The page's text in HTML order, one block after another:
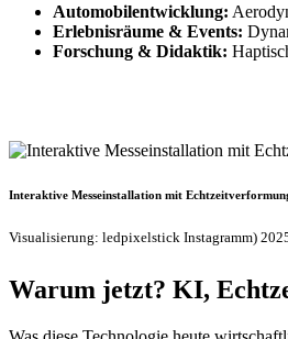
Automobilentwicklung:
Erlebnisräume & Events:
Forschung & Didaktik:
Interaktive Messeinstallation mit
Visualisierung: ledpixelstick Instagramm)
Warum jetzt? KI,